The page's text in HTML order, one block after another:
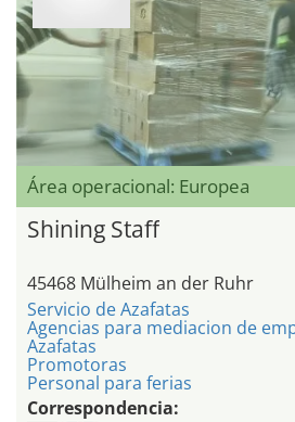
Área operacional: Europea
Shining Staff
45468 Mülheim an der Ruhr
Servicio de Azafatas
Agencias para mediacion de
Azafatas
Promotoras
Personal para ferias
Correspondencia: